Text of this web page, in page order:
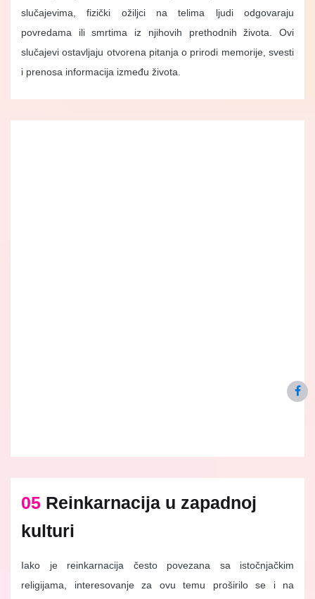
slučajevima, fizički ožiljci na telima ljudi odgovaraju
povredama ili smrtima iz njihovih prethodnih života. Ovi
slučajevi ostavljaju otvorena pitanja o prirodi memorije, svesti
i prenosa informacija između života.
05 Reinkarnacija u zapadnoj
kulturi
Iako je reinkarnacija često povezana sa istočnjačkim
religijama, interesovanje za ovu temu proširilo se i na